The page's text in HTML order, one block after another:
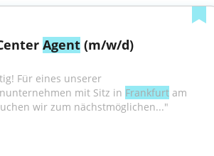
Agent (m/w/d)
Für eines unserer
mit Sitz in Frankfurt am
wir zum nächstmöglichen..."